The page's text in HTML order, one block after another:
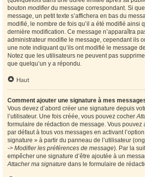
bouton modifierdu message correspondant. Si
message, un petit texte s’affichera en bas du
modifié, le nombre de fois qu’il a été modifié ainsi
dernière modification. Ce message n’apparaîtra
administrateur modifie le message, cependant ils
une note indiquant qu’ils ont modifié le message
Notez que les utilisateurs ne peuvent pas
que quelqu’un y a répondu.
Haut
Comment ajouter une signature à mes
Vous devez d’abord créer une signature depuis
l’utilisateur. Une fois créée, vous pouvez cocher
formulaire de rédaction de message. Vous pouvez
par défaut à tous vos messages en activant
signature » à partir du panneau de l’utilisateur
-> Modifier les préférences de message). Par la
empêcher une signature d’être ajoutée à un
Attacher ma signature dans le formulaire de